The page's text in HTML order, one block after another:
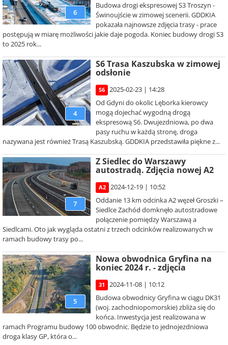
6
Budowa drogi ekspresowej S3 Troszyn -
Świnoujście w zimowej scenerii. GDDKIA
pokazała najnowsze zdjęcia trasy - prace
postępują w miarę możliwości jakie daje pogoda. Koniec budowy drogi S3
to 2025 rok...
4
S6 Trasa Kaszubska w zimowej
odsłonie
S6
2025-02-23 | 14:28
Od Gdyni do okolic Lęborka kierowcy
mogą dojechać wygodną drogą
ekspresową S6. Dwujezdniowa, po dwa
pasy ruchu w każdą stronę, droga
nazywana jest również Trasą Kaszubską. GDDKIA przedstawiła piękne z...
7
Z Siedlec do Warszawy
autostradą. Zdjęcia nowej A2
A2
2024-12-19 | 10:52
Oddanie 13 km odcinka A2 węzeł Groszki –
Siedlce Zachód domknęło autostradowe
połączenie pomiędzy Warszawą a
Siedlcami. Oto jak wygląda ostatni z trzech odcinków realizowanych w
ramach budowy trasy po...
5
Nowa obwodnica Gryfina na
koniec 2024 r. - zdjęcia
31
2024-11-08 | 10:12
Budowa obwodnicy Gryfina w ciągu DK31
(woj. zachodniopomorskie) zbliża się do
końca. Inwestycja jest realizowana w
ramach Programu budowy 100 obwodnic. Będzie to jednojezdniowa
droga klasy GP, która o...